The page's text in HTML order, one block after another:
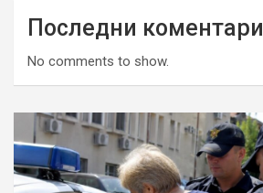
Последни коментари
No comments to show.